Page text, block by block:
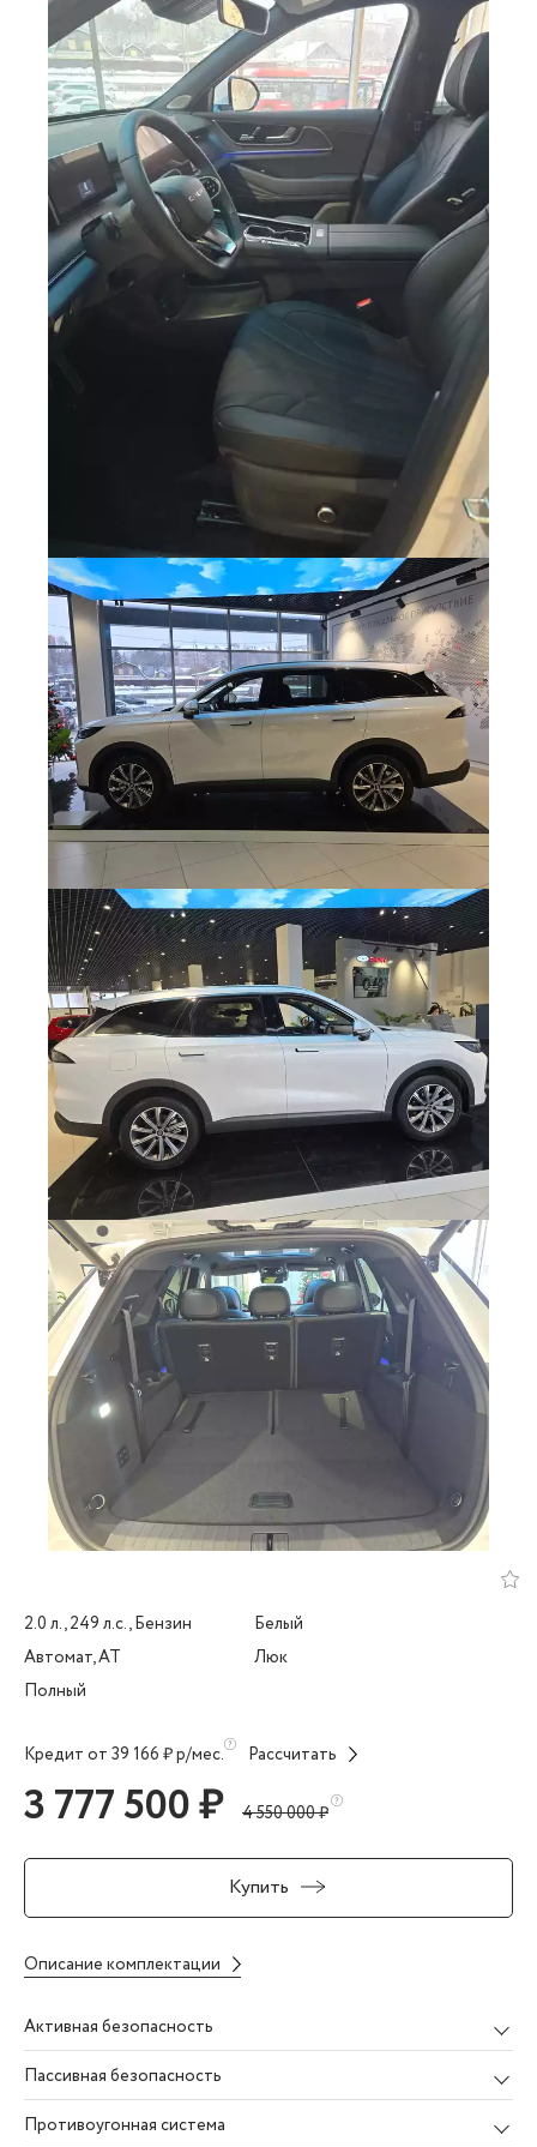
2.0 л., 249 л.с., Бензин
Автомат, AT
Полный
Белый
Люк
Кредит от 39 166 ₽ р/мес. Рассчитать
3 777 500 ₽ 4 550 000 ₽
Купить
Описание комплектации
Активная безопасность
Пассивная безопасность
Противоугонная система